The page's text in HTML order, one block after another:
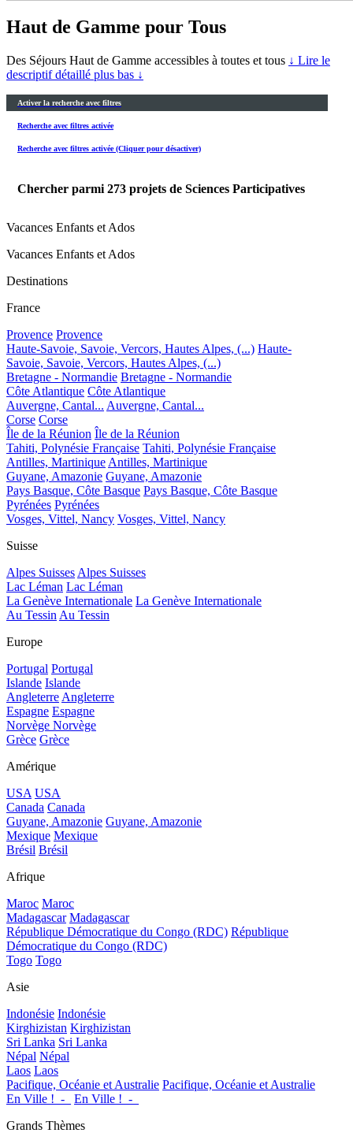
Haut de Gamme pour Tous
Des Séjours Haut de Gamme accessibles à toutes et tous ↓ Lire le
descriptif détaillé plus bas ↓
Activer la recherche avec filtres
Recherche avec filtres activée
Recherche avec filtres activée (Cliquer pour désactiver)
Chercher parmi 273 projets de Sciences Participatives
Vacances Enfants et Ados
Vacances Enfants et Ados
Destinations
France
Provence Provence
Haute-Savoie, Savoie, Vercors, Hautes Alpes, (...) Haute-
Savoie, Savoie, Vercors, Hautes Alpes, (...)
Bretagne - Normandie Bretagne - Normandie
Côte Atlantique Côte Atlantique
Auvergne, Cantal... Auvergne, Cantal...
Corse Corse
Île de la Réunion Île de la Réunion
Tahiti, Polynésie Française Tahiti, Polynésie Française
Antilles, Martinique Antilles, Martinique
Guyane, Amazonie Guyane, Amazonie
Pays Basque, Côte Basque Pays Basque, Côte Basque
Pyrénées Pyrénées
Vosges, Vittel, Nancy Vosges, Vittel, Nancy
Suisse
Alpes Suisses Alpes Suisses
Lac Léman Lac Léman
La Genève Internationale La Genève Internationale
Au Tessin Au Tessin
Europe
Portugal Portugal
Islande Islande
Angleterre Angleterre
Espagne Espagne
Norvège Norvège
Grèce Grèce
Amérique
USA USA
Canada Canada
Guyane, Amazonie Guyane, Amazonie
Mexique Mexique
Brésil Brésil
Afrique
Maroc Maroc
Madagascar Madagascar
République Démocratique du Congo (RDC) République
Démocratique du Congo (RDC)
Togo Togo
Asie
Indonésie Indonésie
Kirghizistan Kirghizistan
Sri Lanka Sri Lanka
Népal Népal
Laos Laos
Pacifique, Océanie et Australie Pacifique, Océanie et Australie
En Ville !_-_
En Ville !_-_
Grands Thèmes